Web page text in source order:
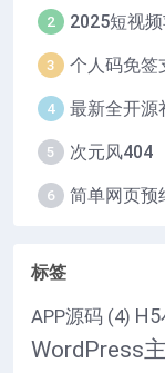
2
3
4
5 次元风404
6 简单网页预
标签
APP源码 (4)
WordPress